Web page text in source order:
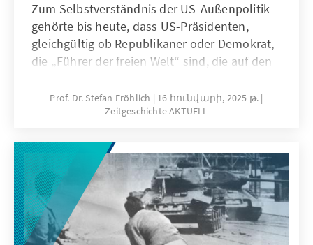
Zum Selbstverständnis der US-Außenpolitik
gehörte bis heute, dass US-Präsidenten,
gleichgültig ob Republikaner oder Demokrat,
die „Führer der freien Welt“ sind, die auf den
beruhte: dem Glauben an Demokratie und
Menschenrechte, Freihandel und die
Ausgabe von Zeitgeschichte Aktuell befasst
sich der Historiker Stefan Fröhlich mit der
Frage, wie sich dieses Selbstverständnis in
den letzten Jahrzehnten gewandelt hat und
was in der zweiten Amtszeit Donald Trumps
für die liberale Weltordnung zu erwarten ist.
Prof. Dr. Stefan Fröhlich
16 հունվարի, 2025 թ.
Zeitgeschichte AKTUELL